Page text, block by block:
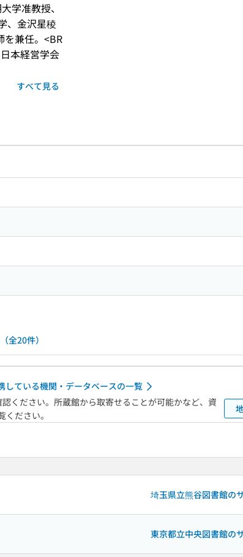
学准教授、
、金沢星稜
を兼任。<BR
本経営学会
すべて見る
全20件）
している機関・データベースの一覧
ください。所蔵館から取寄せることが可能かなど、資
ください。
埼玉県立熊谷図書館の
東京都立中央図書館の